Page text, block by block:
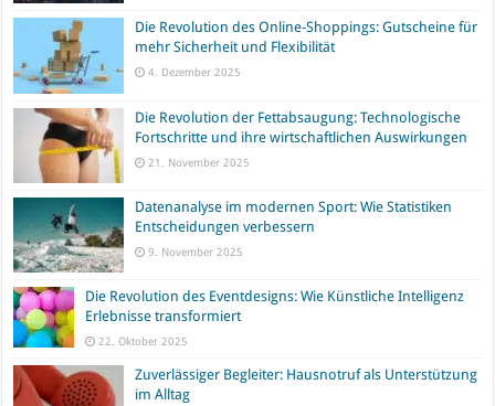
Die Revolution des Online-Shoppings: Gutscheine für
mehr Sicherheit und Flexibilität
4. Dezember 2025
Die Revolution der Fettabsaugung: Technologische
Fortschritte und ihre wirtschaftlichen Auswirkungen
21. November 2025
Datenanalyse im modernen Sport: Wie Statistiken
Entscheidungen verbessern
9. November 2025
Die Revolution des Eventdesigns: Wie Künstliche Intelligenz
Erlebnisse transformiert
22. Oktober 2025
Zuverlässiger Begleiter: Hausnotruf als Unterstützung
im Alltag